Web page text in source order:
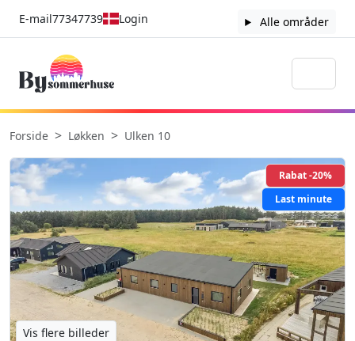
E-mail77347739 Login Alle områder
Forside Løkken Ulken 10
Rabat -20%
Last minute
Vis flere billeder